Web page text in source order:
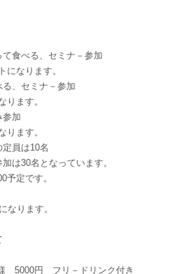
食べる、セミナ－参加
なります。
、セミナ－参加
ます。
のみ参加
ます。
員は10名
は30名となっています。
定です。
なります。
5000円 フリ－ドリンク付き